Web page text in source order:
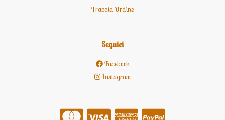
Traccia Ordine
Seguici
Facebook
Instagram